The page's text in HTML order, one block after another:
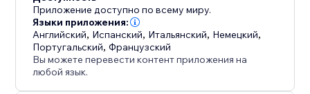
Повысьте вовлеченность – побудьте посетителей
просматривать дольше благодаря бесшовному
перемещению по вашим страницам.
Соответствуйте своему бренду – настройте
каждое движение и деталь, чтобы соответствовать
Приложение доступно по всему миру.
Языки приложения:
Английский, Испанский, Итальянский, Немецкий,
Португальский,Французский
Вы можете перевести контент приложения на
любой язык.